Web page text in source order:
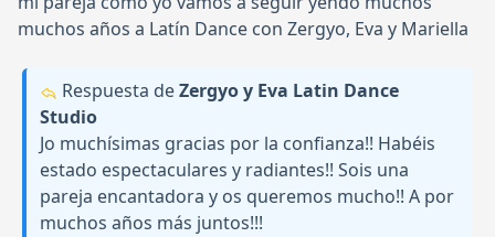
muchos años a Latín Dance con Zergyo, Eva y Mariella
Respuesta deZergyo y Eva Latin Dance
Studio
Jo muchísimas gracias por la confianza!! Habéis
estado espectaculares y radiantes!! Sois una
pareja encantadora y os queremos mucho!! A por
muchos años más juntos!!!